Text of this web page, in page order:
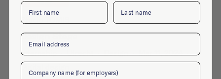
Studio TOMIS
Design Stage
Internship·Utrecht·Design·Mar 11, 2024·
Digital design
First name Last name
Email
Company